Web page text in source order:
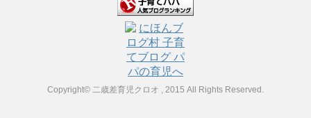
Copyright© 二歳差育児クロオ , 2015 All Rights Reserved.